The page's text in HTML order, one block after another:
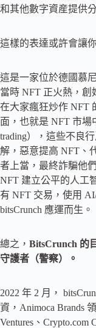
和其他數字資産提供
這樣的表達或許會讓
這是一家位於德國慕
當時 NFT 正火熱，創
在大家瘋狂炒作 NFT
面，也就是 NFT 市場
trading），這些不良
解，惡意提高 NFT、
者上當，最終詐騙他
NFT 建立公平的人工
有 NFT 交易，使用
bitsCrunch 應運而生。
總之， BitsCrunch 的
守護者（警察）。
2022 年 2 月，
資，Animoca Brands
Ventures、Crypto.com